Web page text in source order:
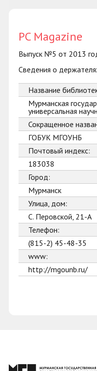
PC Magazine
Выпуск №5 от 2013
Сведения о
Название
Мурманская
универсальная
Сокращенное
ГОБУК МГОУНБ
Почтовый индекс:
183038
Город:
Мурманск
Улица, дом:
С. Перовской, 21-А
Телефон:
(815-2) 45-48-35
www:
http://mgounb.ru/